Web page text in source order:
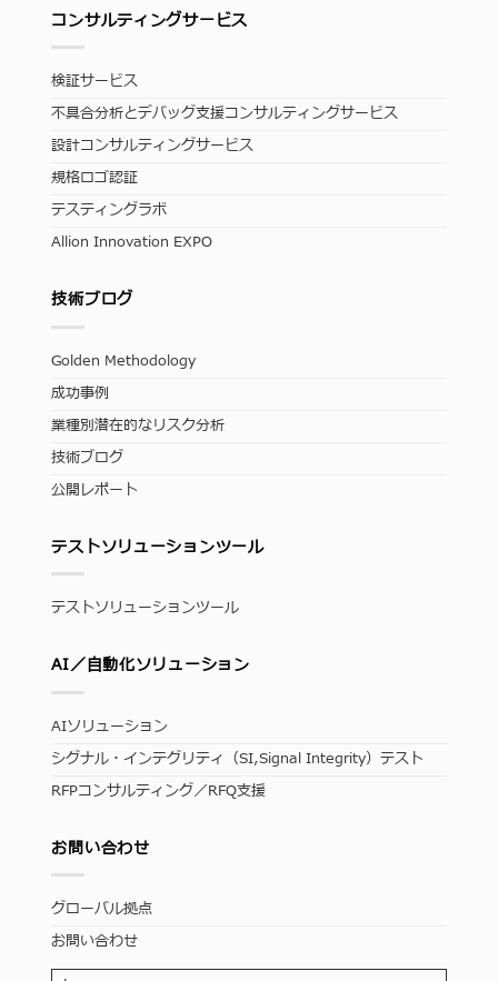
コンサルティングサービス
検証サービス
不具合分析とデバッグ支援コンサルティングサービス
設計コンサルティングサービス
規格ロゴ認証
テスティングラボ
Allion Innovation EXPO
技術ブログ
Golden Methodology
成功事例
業種別潜在的なリスク分析
技術ブログ
公開レポート
テストソリューションツール
テストソリューションツール
AI／自動化ソリューション
AIソリューション
シグナル・インテグリティ（SI,Signal Integrity）テスト
RFPコンサルティング／RFQ支援
お問い合わせ
グローバル拠点
お問い合わせ